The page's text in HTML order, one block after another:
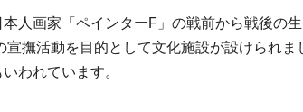
人画家「ペインターF」の戦前から戦後の
撫活動を目的として文化施設が設けられ
われています。